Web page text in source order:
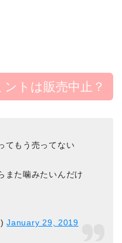
トは販売中止？
てもう売ってない
また噛みたいんだけ
January 29, 2019